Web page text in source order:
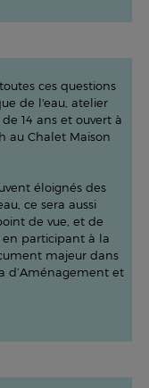
ces questions
de l'eau, atelier
14 ans et ouvert à
au Chalet Maison
éloignés des
ce sera aussi
de vue, et de
en participant à la
majeur dans
d’Aménagement et